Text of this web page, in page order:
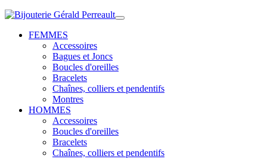
FEMMES
Accessoires
Bagues et Joncs
Boucles d'oreilles
Bracelets
Chaînes, colliers et pendentifs
Montres
HOMMES
Accessoires
Boucles d'oreilles
Bracelets
Chaînes, colliers et pendentifs